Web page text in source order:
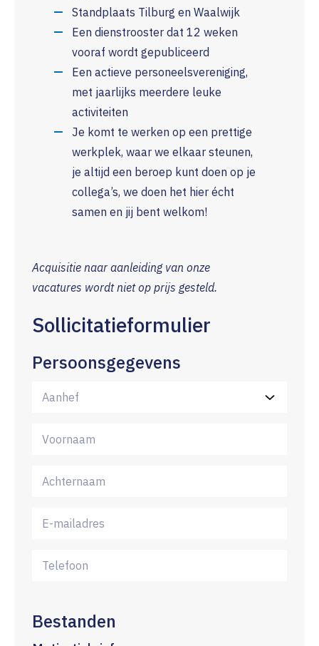
Standplaats Tilburg en Waalwijk
Een dienstrooster dat 12 weken
vooraf wordt gepubliceerd
Een actieve personeelsvereniging,
met jaarlijks meerdere leuke
activiteiten
Je komt te werken op een prettige
werkplek, waar we elkaar steunen,
je altijd een beroep kunt doen op je
collega’s, we doen het hier écht
samen en jij bent welkom!
Acquisitie naar aanleiding van onze
vacatures wordt niet op prijs gesteld.
Sollicitatieformulier
Persoonsgegevens
Bestanden